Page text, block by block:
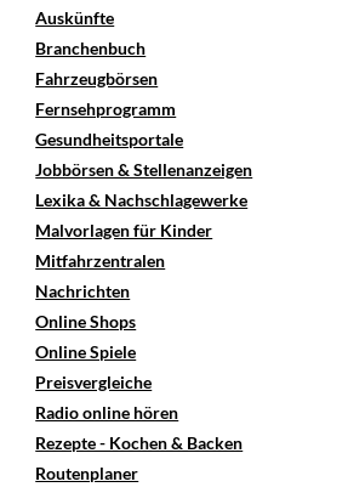
Auskünfte
Branchenbuch
Fahrzeugbörsen
Fernsehprogramm
Gesundheitsportale
Jobbörsen & Stellenanzeigen
Lexika & Nachschlagewerke
Malvorlagen für Kinder
Mitfahrzentralen
Nachrichten
Online Shops
Online Spiele
Preisvergleiche
Radio online hören
Rezepte - Kochen & Backen
Routenplaner